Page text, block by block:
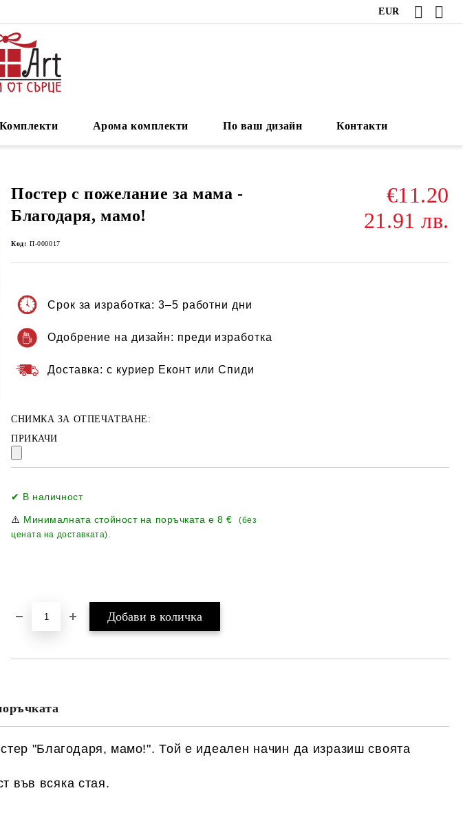
EUR
Комплекти Арома комплекти По ваш дизайн Контакти
Постер с пожелание за мама -
Благодаря, мамо!
€11.20
21.91 лв.
Код: П-000017
Срок за изработка: 3–5 работни дни
Одобрение на дизайн: преди изработка
Доставка: с куриер Еконт или Спиди
СНИМКА ЗА ОТПЕЧАТВАНЕ:
ПРИКАЧИ
✔ В наличност
⚠️ Минималната стойност на поръчката е8 €
(без
цената на доставката).
"Благодаря, мамо!". Той е идеален начин да изразиш своята
във всяка стая.